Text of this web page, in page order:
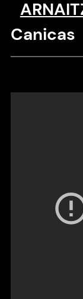
Saltar
contenido
Canicas